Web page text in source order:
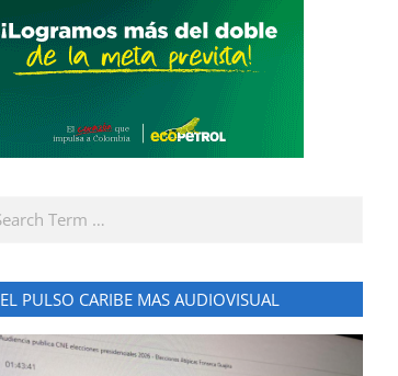
EL PULSO CARIBE MAS AUDIOVISUAL